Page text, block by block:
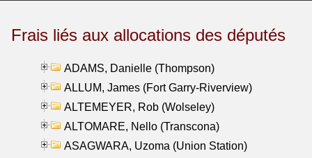
Frais liés aux allocations des députés
ADAMS, Danielle (Thompson)
ALLUM, James (Fort Garry-Riverview)
ALTEMEYER, Rob (Wolseley)
ALTOMARE, Nello (Transcona)
ASAGWARA, Uzoma (Union Station)